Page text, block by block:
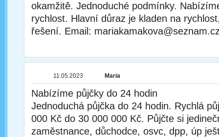
okamžitě. Jednoduché podmínky.
rychlost. Hlavní důraz je kladen na
řešení. Email:
11.05.2023 Maria
Nabízíme půjčky do 24 hodin
Jednoduchá půjčka do 24 hodin. Rychlá
000 Kč do 30 000 000 Kč. Půjčte si
zaměstnance, důchodce, osvc, dpp, úp